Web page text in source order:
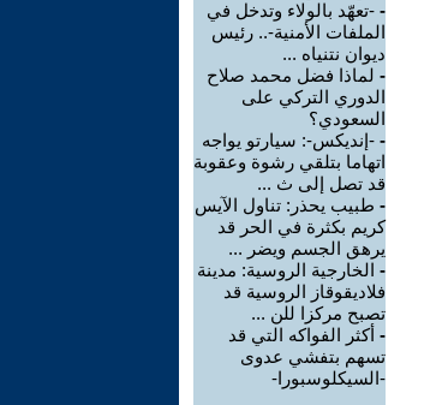
- -تعهّد بالولاء وتدخل في
الملفات الأمنية-.. رئيس
ديوان نتنياه ...
- لماذا فضل محمد صلاح
الدوري التركي على
السعودي؟
- -إنديكس-: سيارتو يواجه
اتهاما بتلقي رشوة وعقوبة
قد تصل إلى ث ...
- طبيب يحذر: تناول الآيس
كريم بكثرة في الحر قد
يرهق الجسم ويضر ...
- الخارجية الروسية: مدينة
فلاديقوقاز الروسية قد
تصبح مركزا للن ...
- أكثر الفواكه التي قد
تسهم بتفشي عدوى
-السيكلوسبورا-